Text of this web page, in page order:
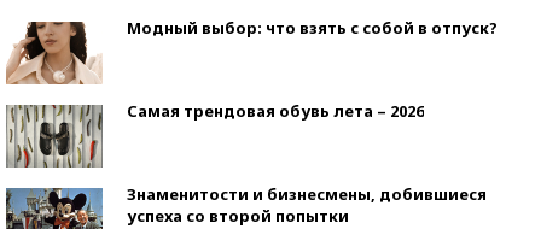
Модный выбор: что взять с собой в отпуск?
Самая трендовая обувь лета – 2026
Знаменитости и бизнесмены, добившиеся
успеха со второй попытки